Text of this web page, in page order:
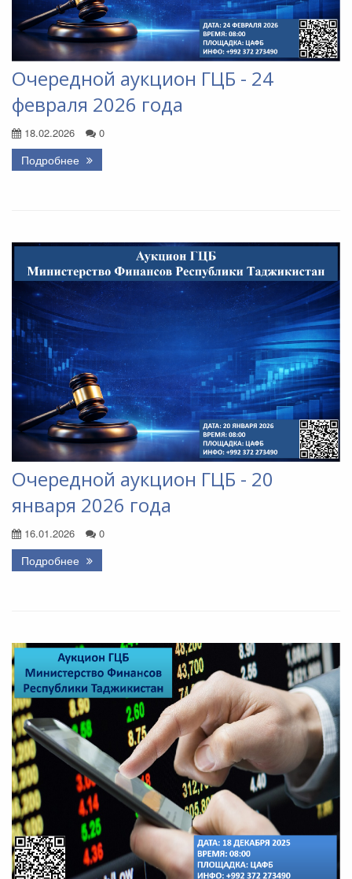
Очередной аукцион ГЦБ - 24
февраля 2026 года
18.02.2026 0
Подробнее
Очередной аукцион ГЦБ - 20
января 2026 года
16.01.2026 0
Подробнее